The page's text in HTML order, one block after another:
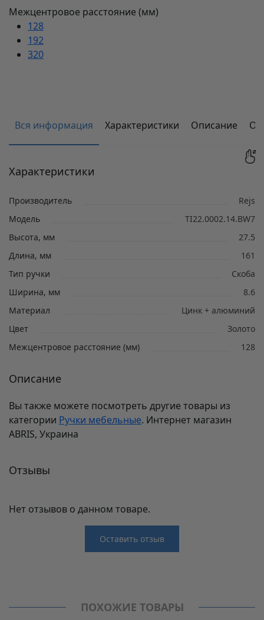
Межцентровое расстояние (мм)
128
192
320
Вся информация Характеристики Описание
Характеристики
Производитель
Rejs
Модель
TI22.0002.14.BW7
Высота, мм
27.5
Длина, мм
161
Тип ручки
Скоба
Ширина, мм
8.6
Материал
Цинк + алюминий
Цвет
Золото
Межцентровое расстояние (мм)
128
Описание
Вы также можете посмотреть другие товары из
категории Ручки мебельные. Интернет магазин
ABRIS, Украина
Отзывы
Нет отзывов о данном товаре.
Оставить отзыв
Модель
TI22.0002.14.BW7
Ручки мебельные
ПОХОЖИЕ ТОВАРЫ